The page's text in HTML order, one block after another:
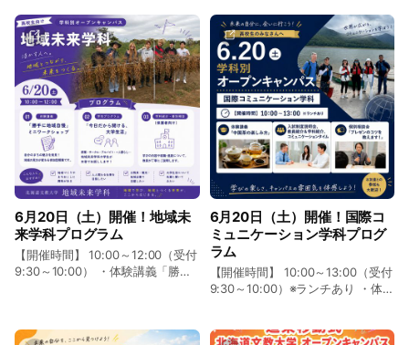
補給」 L水分は液体で摂取するも
のと考えがちですが、液体として
摂取できる量には限界がありま
す。では、十分な量を飲めない場
合、どのように水分補給を行えば
よいのでしょうか？今回のプログ
ラムでは、デザートとして親しま
れている「ゼリー」に着目し、ス
ポーツと食品の両面から水分補給
との関わりについて学びます。ゼ
リーの調理に加え、バタフライピ
ーを用いたpHによる色の変化の実
験も行います。 ・2027北海道文教
大学入試の説明 ・個別（入試）相
談会＆在学生トーク
保育について」 小学校系「保幼小
都の連携について」 ・個別相談
6月20日（土）開催！地域未
来学科プログラム
【開催時間】 10:00～12:00（受付
9:30～10:00） ・体験講義「勝手
個別相談（保護者向け）
6月20日（土）開催！国際コ
ミュニケーション学科プログ
ラム
【開催時間】 10:00～13:00（受付
9:30～10:00）※ランチあり ・体験
介、コミュニケーションタイム ・